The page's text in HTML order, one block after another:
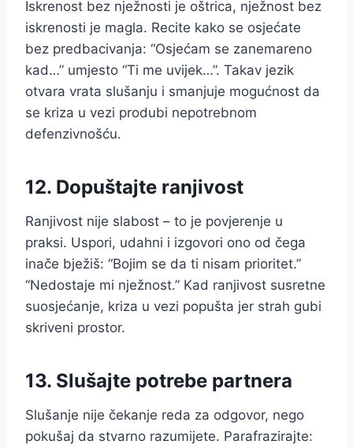
Iskrenost bez nježnosti je oštrica, nježnost bez
iskrenosti je magla. Recite kako se osjećate
bez predbacivanja: “Osjećam se zanemareno
kad…” umjesto “Ti me uvijek…”. Takav jezik
otvara vrata slušanju i smanjuje mogućnost da
se kriza u vezi produbi nepotrebnom
defenzivnošću.
12. Dopuštajte ranjivost
Ranjivost nije slabost – to je povjerenje u
praksi. Uspori, udahni i izgovori ono od čega
inače bježiš: “Bojim se da ti nisam prioritet.”
“Nedostaje mi nježnost.” Kad ranjivost susretne
suosjećanje, kriza u vezi popušta jer strah gubi
skriveni prostor.
13. Slušajte potrebe partnera
Slušanje nije čekanje reda za odgovor, nego
pokušaj da stvarno razumijete. Parafrazirajte: